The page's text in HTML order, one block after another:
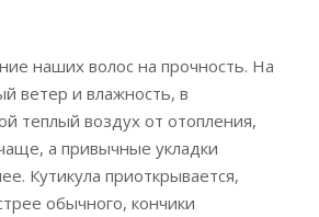
наших волос на прочность. На
ветер и влажность, в
теплый воздух от отопления,
а привычные укладки
Кутикула приоткрывается,
обычного, кончики